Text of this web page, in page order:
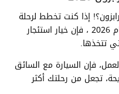
إذا كنت تخطط لرحلة
إلى واحدة من أجمل المدن التركية لعام 2026 ، فإن خيار استئجار
تتخذها.
فإن السيارة مع السائق
تجعل من رحلتك أكثر